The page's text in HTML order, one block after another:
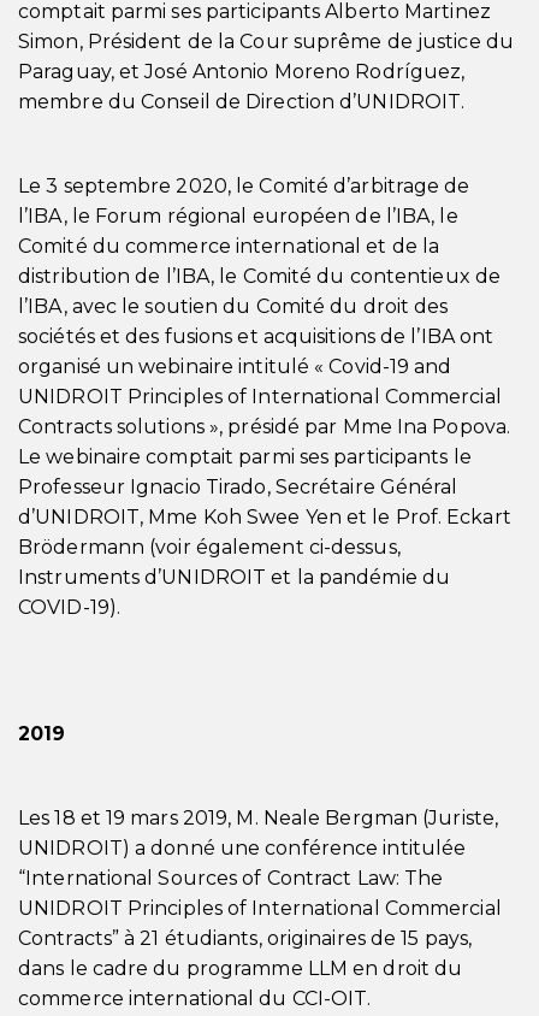
comptait parmi ses participants Alberto Martinez
Simon, Président de la Cour suprême de justice du
Paraguay, et José Antonio Moreno Rodríguez,
membre du Conseil de Direction d’UNIDROIT.
Le 3 septembre 2020, le Comité d’arbitrage de
l’IBA, le Forum régional européen de l’IBA, le
Comité du commerce international et de la
distribution de l’IBA, le Comité du contentieux de
l’IBA, avec le soutien du Comité du droit des
sociétés et des fusions et acquisitions de l’IBA ont
organisé un webinaire intitulé « Covid-19 and
UNIDROIT Principles of International Commercial
Contracts solutions », présidé par Mme Ina Popova.
Le webinaire comptait parmi ses participants le
Professeur Ignacio Tirado, Secrétaire Général
d’UNIDROIT, Mme Koh Swee Yen et le Prof. Eckart
Brödermann (voir également ci-dessus,
Instruments d’UNIDROIT et la pandémie du
COVID-19).
2019
Les 18 et 19 mars 2019, M. Neale Bergman (Juriste,
UNIDROIT) a donné une conférence intitulée
“International Sources of Contract Law: The
UNIDROIT Principles of International Commercial
Contracts” à 21 étudiants, originaires de 15 pays,
dans le cadre du programme LLM en droit du
commerce international du CCI-OIT.